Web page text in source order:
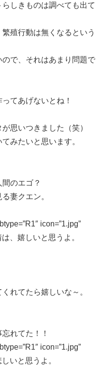
しきものは調べても出て
殖行動は無くなるという
で、それはあまり問題で
てあげないとね！
思いつきました（笑）
みたいと思います。
のエゴ？
妻クエン。
icon=”1.jpg”
、嬉しいと思うよ。
れてたら嬉しいな～。
れてた！！
icon=”1.jpg”
いと思うよ。